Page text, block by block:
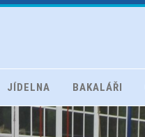
JÍDELNA BAKALÁŘI